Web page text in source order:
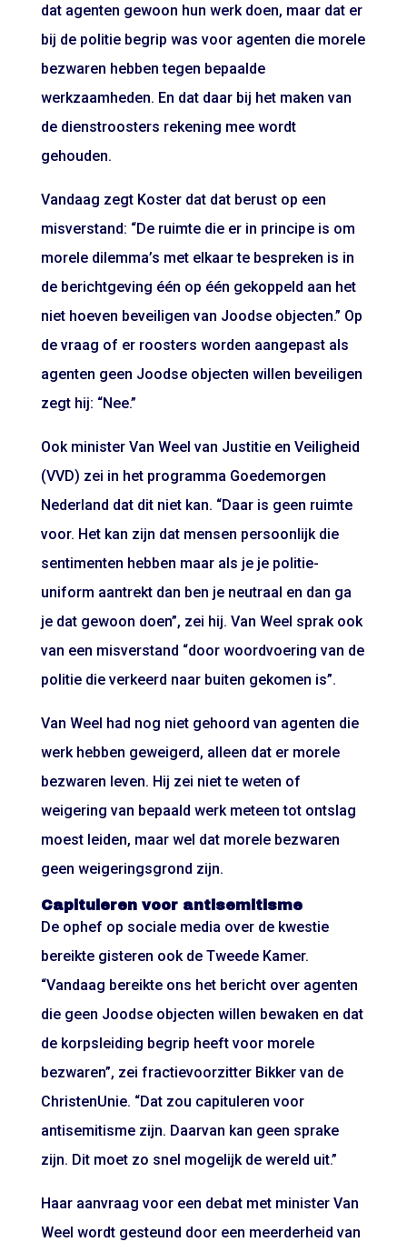
dat agenten gewoon hun werk doen, maar dat er
bij de politie begrip was voor agenten die morele
bezwaren hebben tegen bepaalde
werkzaamheden. En dat daar bij het maken van
de dienstroosters rekening mee wordt
gehouden.
Vandaag zegt Koster dat dat berust op een
misverstand: “De ruimte die er in principe is om
morele dilemma’s met elkaar te bespreken is in
de berichtgeving één op één gekoppeld aan het
niet hoeven beveiligen van Joodse objecten.” Op
de vraag of er roosters worden aangepast als
agenten geen Joodse objecten willen beveiligen
zegt hij: “Nee.”
Ook minister Van Weel van Justitie en Veiligheid
(VVD) zei in het programma Goedemorgen
Nederland dat dit niet kan. “Daar is geen ruimte
voor. Het kan zijn dat mensen persoonlijk die
sentimenten hebben maar als je je politie-
uniform aantrekt dan ben je neutraal en dan ga
je dat gewoon doen”, zei hij. Van Weel sprak ook
van een misverstand “door woordvoering van de
politie die verkeerd naar buiten gekomen is”.
Van Weel had nog niet gehoord van agenten die
werk hebben geweigerd, alleen dat er morele
bezwaren leven. Hij zei niet te weten of
weigering van bepaald werk meteen tot ontslag
moest leiden, maar wel dat morele bezwaren
geen weigeringsgrond zijn.
Capituleren voor antisemitisme
De ophef op sociale media over de kwestie
bereikte gisteren ook de Tweede Kamer.
“Vandaag bereikte ons het bericht over agenten
die geen Joodse objecten willen bewaken en dat
de korpsleiding begrip heeft voor morele
bezwaren”, zei fractievoorzitter Bikker van de
ChristenUnie. “Dat zou capituleren voor
antisemitisme zijn. Daarvan kan geen sprake
zijn. Dit moet zo snel mogelijk de wereld uit.”
Haar aanvraag voor een debat met minister Van
Weel wordt gesteund door een meerderheid van